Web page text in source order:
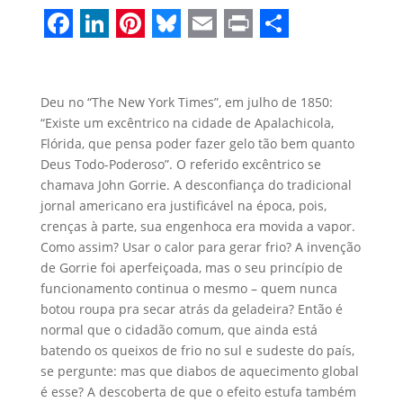
Deu no “The New York Times”, em julho de 1850:
“Existe um excêntrico na cidade de Apalachicola,
Flórida, que pensa poder fazer gelo tão bem quanto
Deus Todo-Poderoso”. O referido excêntrico se
chamava John Gorrie. A desconfiança do tradicional
jornal americano era justificável na época, pois,
crenças à parte, sua engenhoca era movida a vapor.
Como assim? Usar o calor para gerar frio? A invenção
de Gorrie foi aperfeiçoada, mas o seu princípio de
funcionamento continua o mesmo – quem nunca
botou roupa pra secar atrás da geladeira? Então é
normal que o cidadão comum, que ainda está
batendo os queixos de frio no sul e sudeste do país,
se pergunte: mas que diabos de aquecimento global
é esse? A descoberta de que o efeito estufa também